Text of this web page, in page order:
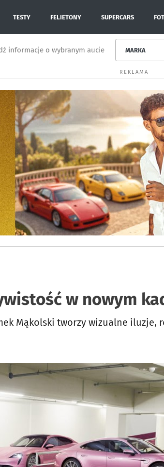
TESTY FELIETONY SUPERCARS
informacje o wybranym aucie MARKA
REKLAMA
w nowym
Mąkolski tworzy wizualne